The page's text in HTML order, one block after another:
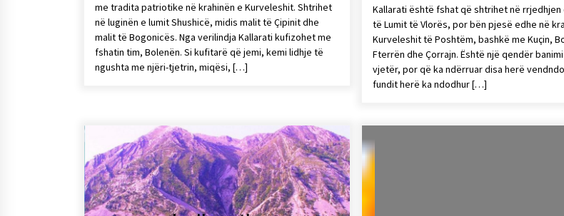
me tradita patriotike në krahinën e Kurveleshit. Shtrihet
në luginën e lumit Shushicë, midis malit të Çipinit dhe
malit të Bogonicës. Nga verilindja Kallarati kufizohet me
fshatin tim, Bolenën. Si kufitarë që jemi, kemi lidhje të
ngushta me njëri-tjetrin, miqësi, […]
Kallarati është fshat që shtrihet në rrjedhjen
të Lumit të Vlorës, por bën pjesë edhe në
Kurveleshit të Poshtëm, bashkë me Kuçin,
Fterrën dhe Çorrajn. Është një qendër
vjetër, por që ka ndërruar disa herë
fundit herë ka ndodhur […]